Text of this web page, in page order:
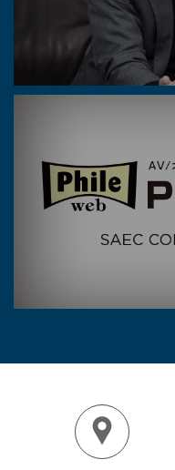
Phile Web
E